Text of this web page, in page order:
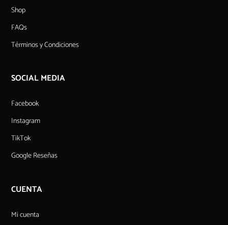
Shop
FAQs
Términos y Condiciones
SOCIAL MEDIA
Facebook
Instagram
TikTok
Google Reseñas
CUENTA
Mi cuenta